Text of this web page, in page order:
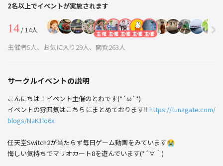
2名以上でイベントが実施されます
14 / 14人 主催 主催 主催 主催 主催
主催者5人、お気に入り29人、閲覧263人
サークルイベントの説明
こんにちは！イベント主催のとわです(*´ω`*)
イベントの雰囲気はこちらにまとめております‼️ https://tunagate.com/
blogs/NaK1lo6x
任天堂Switch2が当たらず毎日ゲーム動画をみています😭
悔しい気持ちでマリオカート8を遊んでいます(*´∀｀)